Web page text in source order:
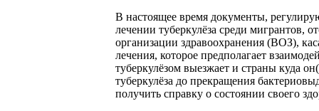
В настоящее время документы,
лечении туберкулёза среди мигрантов,
организации здравоохранения (ВОЗ),
лечения, которое предполагает
туберкулёзом выезжает и страны куда
туберкулёза до прекращения
получить справку о состоянии своего